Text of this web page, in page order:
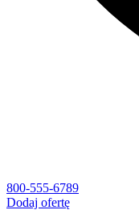
800-555-6789
Dodaj ofertę